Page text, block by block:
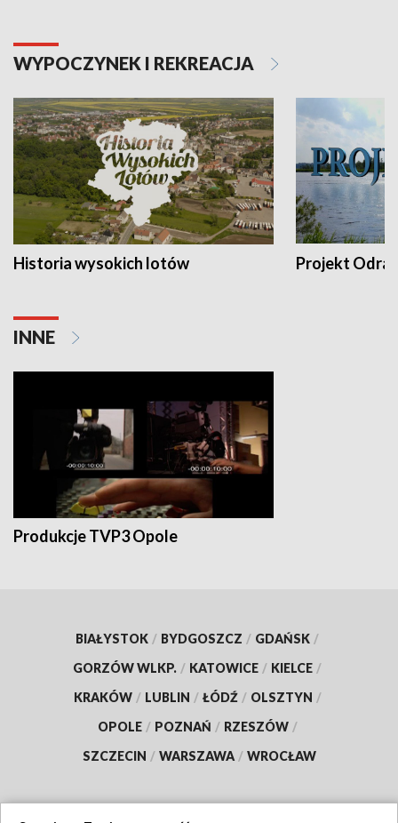
WYPOCZYNEK I REKREACJA
Historia wysokich lotów Projekt Odra
INNE
Produkcje TVP3 Opole
BIAŁYSTOK / BYDGOSZCZ / GDAŃSK /
GORZÓW WLKP. / KATOWICE / KIELCE /
KRAKÓW / LUBLIN / ŁÓDŹ / OLSZTYN /
OPOLE / POZNAŃ / RZESZÓW /
SZCZECIN / WARSZAWA / WROCŁAW